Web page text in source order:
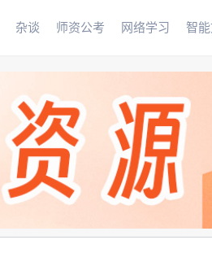
杂谈 师资公考 网络学习 智